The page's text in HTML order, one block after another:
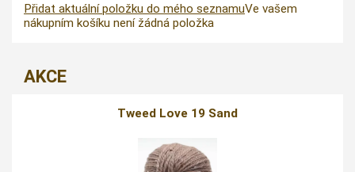
Přidat aktuální položku do mého seznamuVe vašem
nákupním košíku není žádná položka
AKCE
Tweed Love 19 Sand